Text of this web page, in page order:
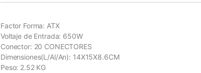
Factor Forma: ATX
Voltaje de Entrada: 650W
Conector: 20 CONECTORES
Dimensiones(L/Al/An): 14X15X8.6CM
Peso: 2.52 KG